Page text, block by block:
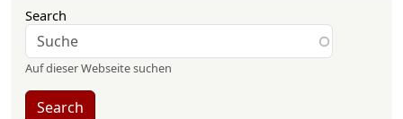
Search
Auf dieser Webseite suchen
Search